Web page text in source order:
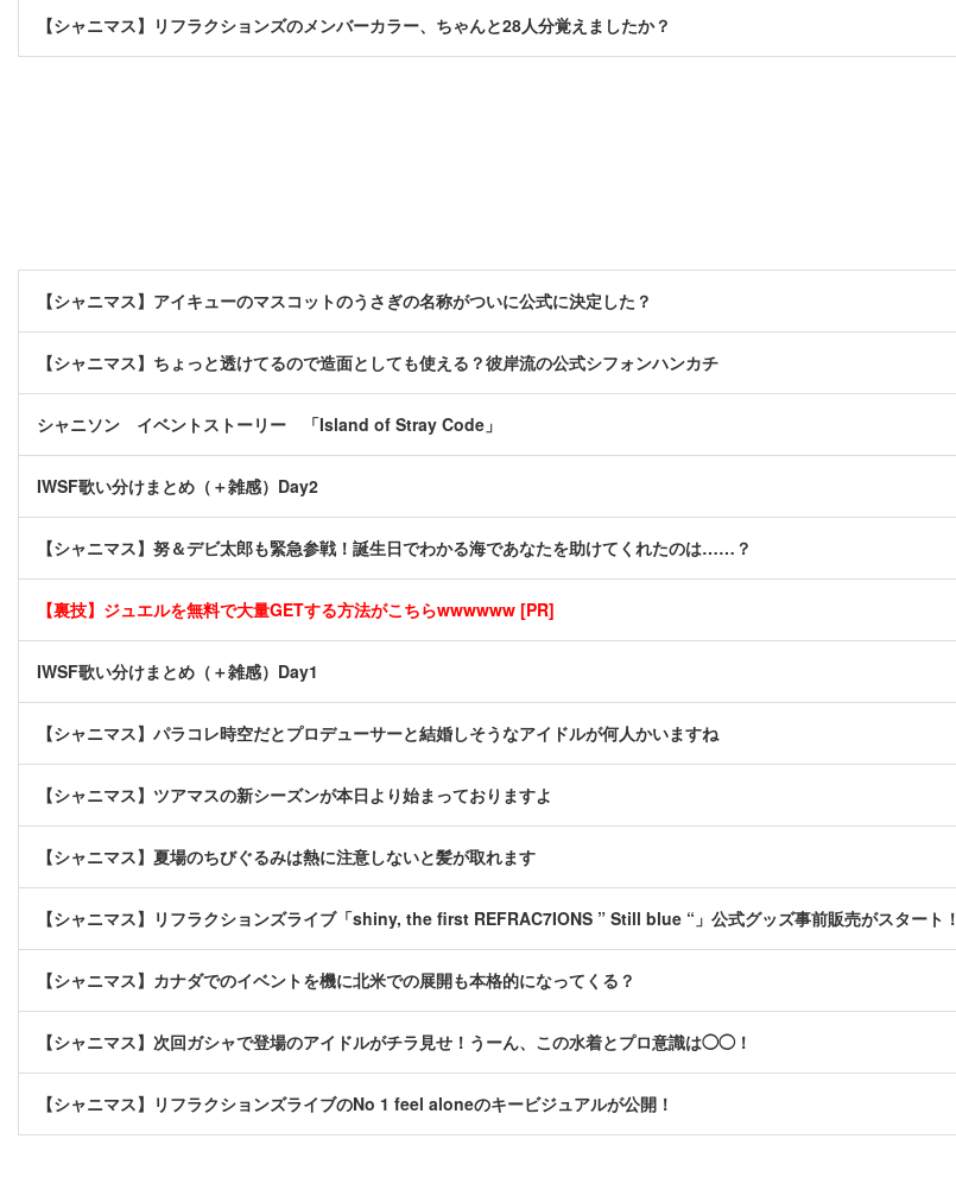
【シャニマス】リフラクションズのメンバーカラー、ちゃんと28人分覚えましたか？
【シャニマス】アイキューのマスコットのうさぎの名称がついに公式に決定した？
【シャニマス】ちょっと透けてるので造面としても使える？彼岸流の公式シフォンハンカチ
シャニソン イベントストーリー 「Island of Stray Code」
IWSF歌い分けまとめ（＋雑感）Day2
【シャニマス】努＆デビ太郎も緊急参戦！誕生日でわかる海であなたを助けてくれたのは……？
【裏技】ジュエルを無料で大量GETする方法がこちらwwwwww [PR]
IWSF歌い分けまとめ（＋雑感）Day1
【シャニマス】パラコレ時空だとプロデューサーと結婚しそうなアイドルが何人かいますね
【シャニマス】ツアマスの新シーズンが本日より始まっておりますよ
【シャニマス】夏場のちびぐるみは熱に注意しないと髪が取れます
【シャニマス】リフラクションズライブ「shiny, the first REFRAC7IONS ” Still blue “」公式グッズ事前販売がスタート！
【シャニマス】カナダでのイベントを機に北米での展開も本格的になってくる？
【シャニマス】次回ガシャで登場のアイドルがチラ見せ！うーん、この水着とプロ意識は◯◯！
【シャニマス】リフラクションズライブのNo 1 feel aloneのキービジュアルが公開！